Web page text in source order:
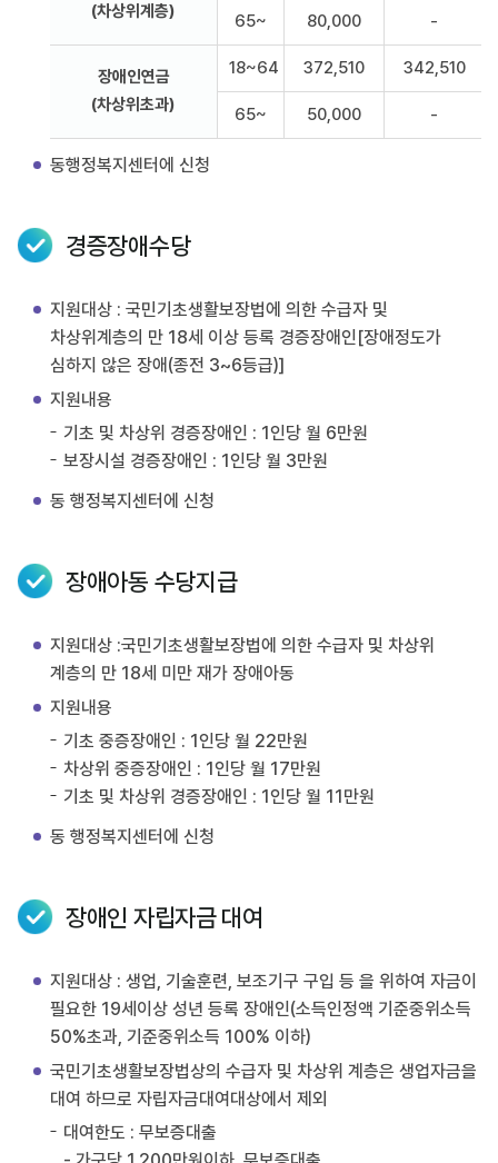
(차상위계층)
65~ 80,000 -
장애인연금
(차상위초과)
18~64 372,510 342,510
65~ 50,000 -
동행정복지센터에 신청
경증장애수당
지원대상 : 국민기초생활보장법에 의한 수급자 및
차상위계층의 만 18세 이상 등록 경증장애인[장애정도가
심하지 않은 장애(종전 3~6등급)]
지원내용
기초 및 차상위 경증장애인 : 1인당 월 6만원
보장시설 경증장애인 : 1인당 월 3만원
동 행정복지센터에 신청
장애아동 수당지급
지원대상 :국민기초생활보장법에 의한 수급자 및 차상위
계층의 만 18세 미만 재가 장애아동
지원내용
기초 중증장애인 : 1인당 월 22만원
차상위 중증장애인 : 1인당 월 17만원
기초 및 차상위 경증장애인 : 1인당 월 11만원
동 행정복지센터에 신청
장애인 자립자금 대여
지원대상 : 생업, 기술훈련, 보조기구 구입 등 을 위하여 자금이
필요한 19세이상 성년 등록 장애인(소득인정액 기준중위소득
50%초과, 기준중위소득 100% 이하)
국민기초생활보장법상의 수급자 및 차상위 계층은 생업자금을
대여 하므로 자립자금대여대상에서 제외
대여한도 : 무보증대출